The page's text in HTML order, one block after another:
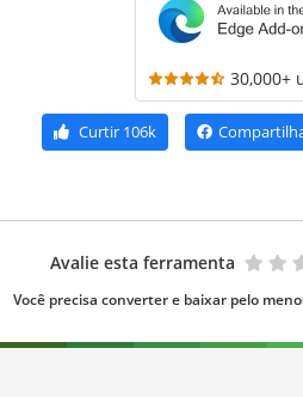
30,000+
Curtir 106k
Avalie esta ferramenta
Você precisa converter e baixar pelo